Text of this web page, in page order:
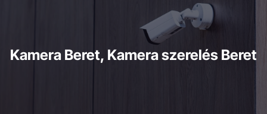
Kamera Beret, Kamera szerelés Beret